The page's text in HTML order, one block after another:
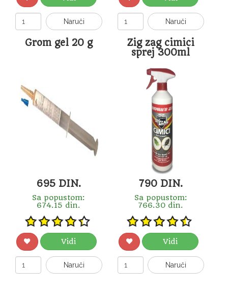
Naruči Naruči
Grom gel 20 g
695 DIN.
Sa popustom:
674.15 din.
Vidi
Naruči
Zig zag cimici
sprej 300ml
790 DIN.
Sa popustom:
766.30 din.
Vidi
Naruči